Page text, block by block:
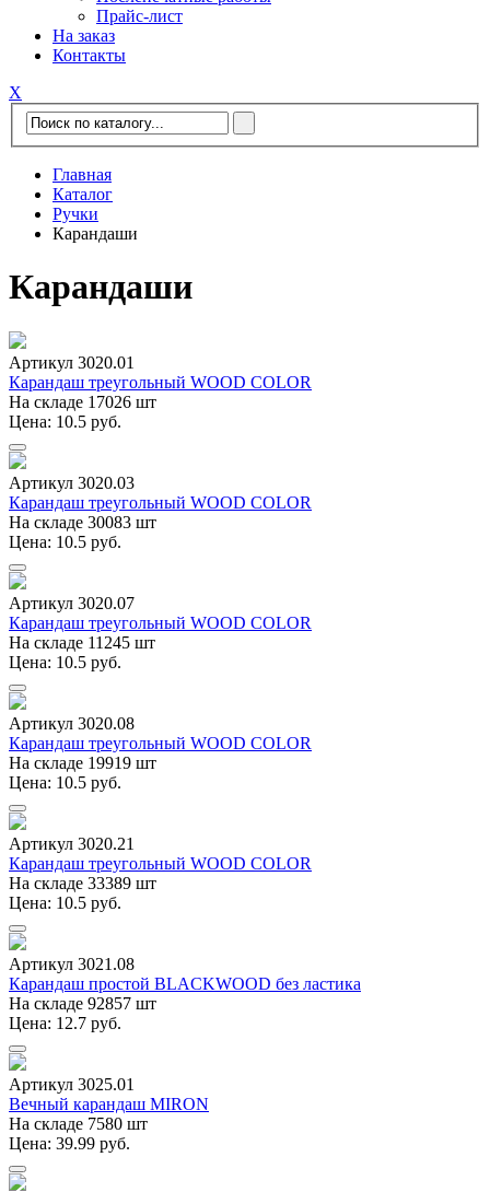
Прайс-лист
На заказ
Контакты
Х
Главная
Каталог
Ручки
Карандаши
Карандаши
Артикул 3020.01
Карандаш треугольный WOOD COLOR
На складе 17026 шт
Цена: 10.5 руб.
Артикул 3020.03
Карандаш треугольный WOOD COLOR
На складе 30083 шт
Цена: 10.5 руб.
Артикул 3020.07
Карандаш треугольный WOOD COLOR
На складе 11245 шт
Цена: 10.5 руб.
Артикул 3020.08
Карандаш треугольный WOOD COLOR
На складе 19919 шт
Цена: 10.5 руб.
Артикул 3020.21
Карандаш треугольный WOOD COLOR
На складе 33389 шт
Цена: 10.5 руб.
Артикул 3021.08
Карандаш простой BLACKWOOD без ластика
На складе 92857 шт
Цена: 12.7 руб.
Артикул 3025.01
Вечный карандаш MIRON
На складе 7580 шт
Цена: 39.99 руб.